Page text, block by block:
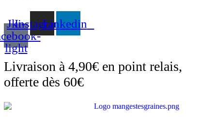
Jki-
light
InstagramLinkedin
Livraison à 4,90€ en point relais,
offerte dès 60€